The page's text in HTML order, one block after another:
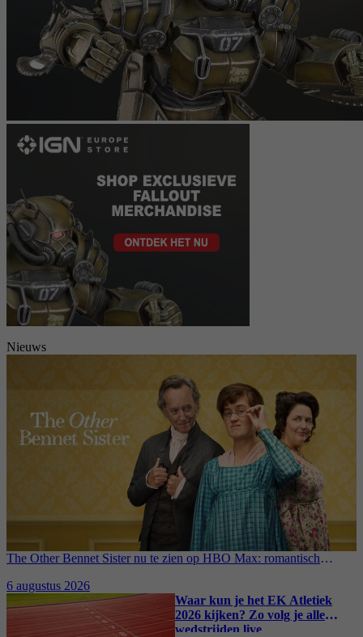
Nieuws
The Other Bennet Sister nu te zien op HBO Max: romantisch
6 augustus 2026
Waar kun je het EK Atletiek
2026 kijken? Zo volg je alle
wedstrijden live